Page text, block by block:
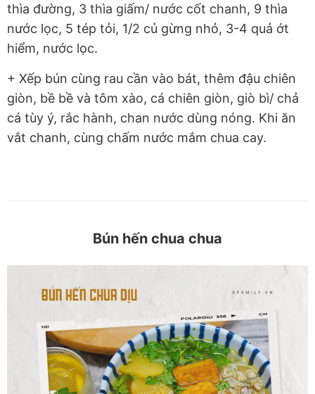
thìa đường, 3 thìa giấm/ nước cốt chanh, 9 thìa
nước lọc, 5 tép tỏi, 1/2 củ gừng nhỏ, 3-4 quả ớt
hiểm, nước lọc.
+ Xếp bún cùng rau cần vào bát, thêm đậu chiên
giòn, bề bề và tôm xào, cá chiên giòn, giò bì/ chả
cá tùy ý, rắc hành, chan nước dùng nóng. Khi ăn
vắt chanh, cùng chấm nước mắm chua cay.
Bún hến chua chua